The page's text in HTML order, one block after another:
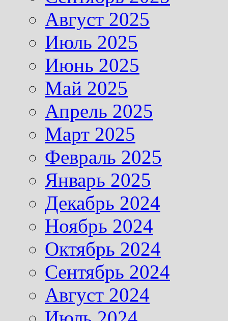
Август 2025
Июль 2025
Июнь 2025
Май 2025
Апрель 2025
Март 2025
Февраль 2025
Январь 2025
Декабрь 2024
Ноябрь 2024
Октябрь 2024
Сентябрь 2024
Август 2024